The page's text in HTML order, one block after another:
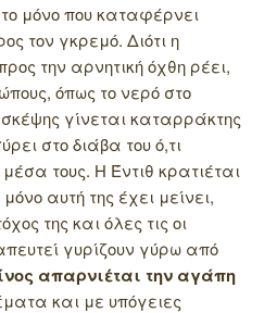
μόνο που καταφέρνει
τον γκρεμό. Διότι η
την αρνητική όχθη ρέει,
όπως το νερό στο
γίνεται καταρράκτης
στο διάβα του ό,τι
τους. Η Έντιθ κρατιέται
αυτή της έχει μείνει,
της και όλες τις οι
γυρίζουν γύρω από
απαρνιέται την αγάπη
και με υπόγειες